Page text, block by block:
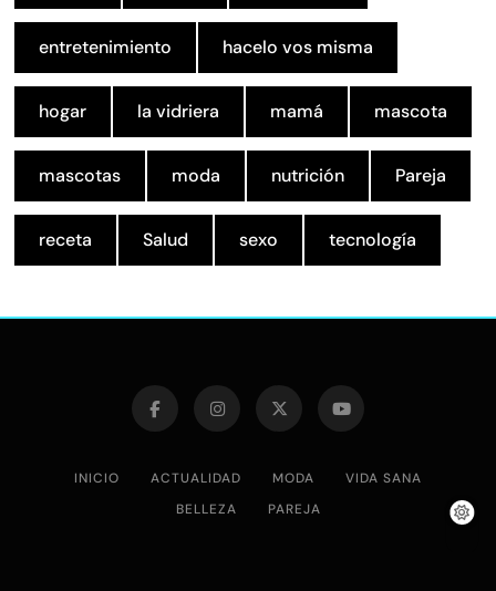
entretenimiento hacelo vos misma
hogar la vidriera mamá mascota
mascotas moda nutrición Pareja
receta Salud sexo tecnología
INICIO ACTUALIDAD MODA
VIDA SANA
BELLEZA
PAREJA